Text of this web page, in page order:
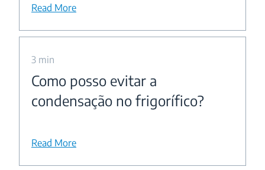
Read More
3 min
Como posso evitar a
condensação no frigorífico?
Read More